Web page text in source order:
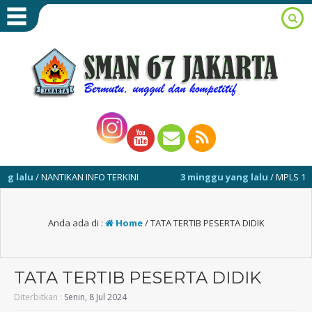
/ NANTIKAN INFO TERKINI 3 minggu yang lalu / MPLS 13-17
Anda ada di : Home/TATA TERTIB PESERTA DIDIK
TATA TERTIB PESERTA DIDIK
Diterbitkan : Senin, 8 Jul 2024